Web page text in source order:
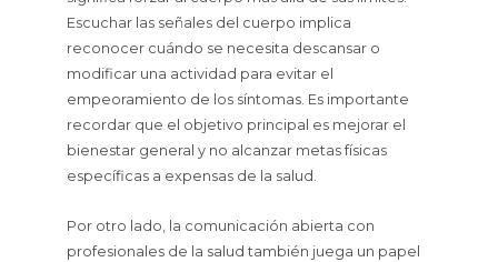
Escuchar las señales del cuerpo implica
reconocer cuándo se necesita descansar o
modificar una actividad para evitar el
empeoramiento de los síntomas. Es importante
recordar que el objetivo principal es mejorar el
bienestar general y no alcanzar metas físicas
específicas a expensas de la salud.
Por otro lado, la comunicación abierta con
profesionales de la salud también juega un papel